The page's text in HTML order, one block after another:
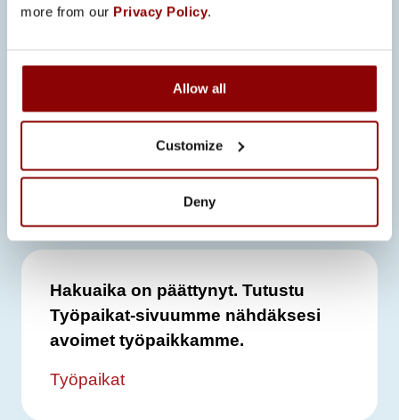
more from our Privacy Policy.
Allow all
Customize
Deny
Milla Hanka
milla.hanka@innolink.fi
Haku päättyy5. tammikuuta 2025.
Hakuaika on päättynyt. Tutustu
Työpaikat-sivuumme nähdäksesi
avoimet työpaikkamme.
Työpaikat